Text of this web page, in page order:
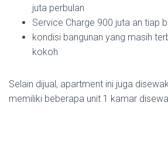
juta perbulan
Service Charge 900 juta an tiap
kondisi bangunan yang masih
kokoh
Selain dijual, apartment ini juga
memiliki beberapa unit 1 kamar